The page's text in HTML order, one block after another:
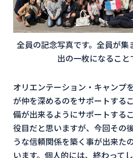
全員の記念写真です。全員が
出の一枚になること
オリエンテーション・キャンプ
が仲を深めるのをサポートする
備が出来るようにサポートする
役目だと思いますが、今回その
うな信頼関係を築く事が出来た
います。個人的には、終わって